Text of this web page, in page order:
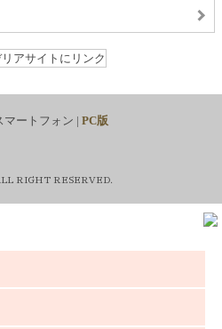
マートフォン | PC版
RIGHT RESERVED.